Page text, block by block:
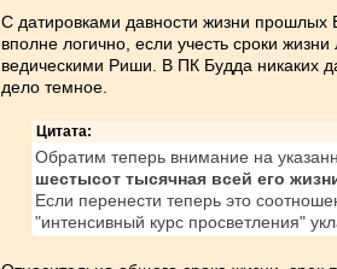
С датировками давности жизни прошлых
вполне логично, если учесть сроки
ведическими Риши. В ПК Будда никаких
дело темное.
Цитата:
Обратим теперь внимание на
шестысот тысячная всей его
Если перенести теперь это
"интенсивный курс просветления"